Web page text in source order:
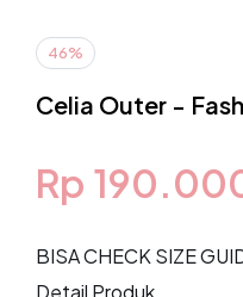
di46%
Celia Outer -
Harga
obral
Rp
Harga
reguler
BISA CHECK SIZE
Detail Produk